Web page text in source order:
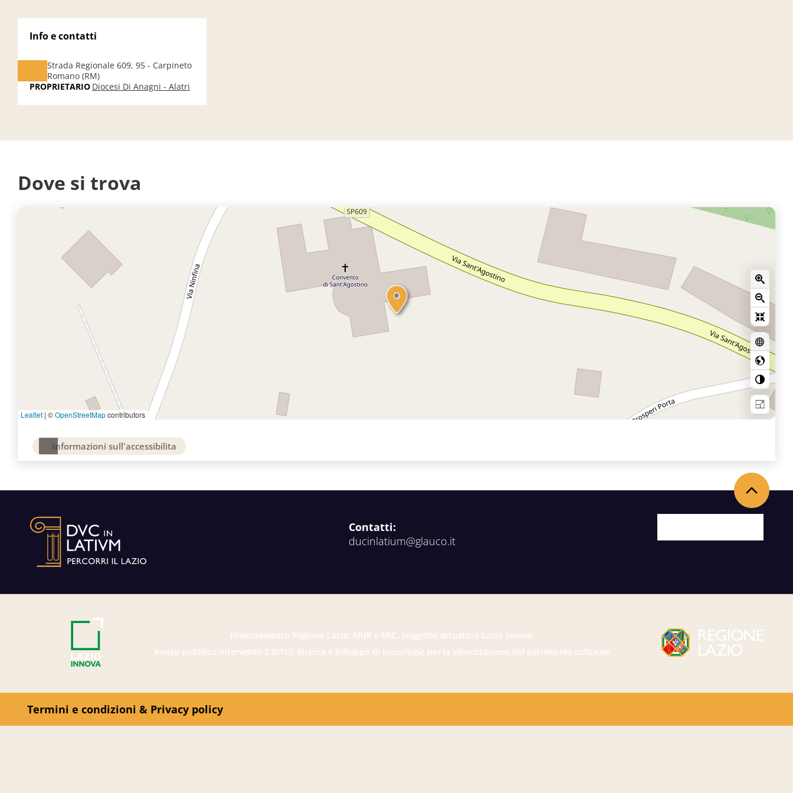
Info e contatti
Strada Regionale 609, 95 - Carpineto
Romano (RM)
PROPRIETARIO Diocesi Di Anagni - Alatri
Dove si trova
Leaflet | ©OpenStreetMapcontributors
Informazioni sull'accessibilita
Contatti:
ducinlatium@glauco.it
Finanziamento Regione Lazio, MUR e MiC. Soggetto attuatore Lazio Innova.
Avviso pubblico intervento 2 (DTC). Ricerca e Sviluppo di tecnologie per la valorizzazione del patrimonio culturale
Termini e condizioni & Privacy policy
Back to the top